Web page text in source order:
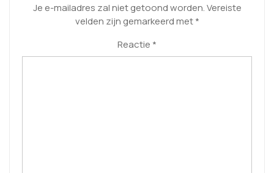
Je e-mailadres zal niet getoond worden.Vereiste
velden zijn gemarkeerd met*
Reactie *